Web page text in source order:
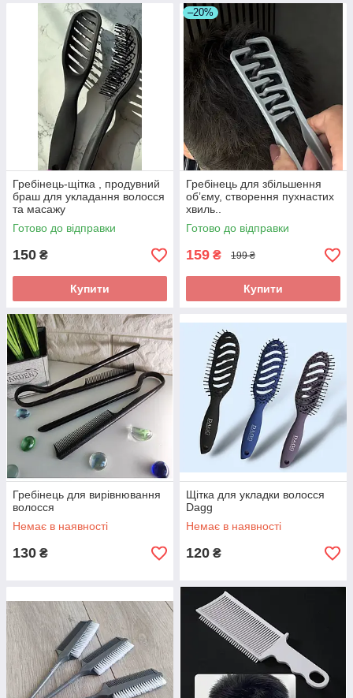
Гребінець-щітка , продувний
браш для укладання волосся
та масажу
Готово до відправки
150 ₴
Купити
–20%
Гребінець для збільшення
обʼєму, створення пухнастих
хвиль..
Готово до відправки
159 ₴ 199 ₴
Купити
Гребінець для вирівнювання
волосся
Немає в наявності
130 ₴
Щітка для укладки волосся
Dagg
Немає в наявності
120 ₴